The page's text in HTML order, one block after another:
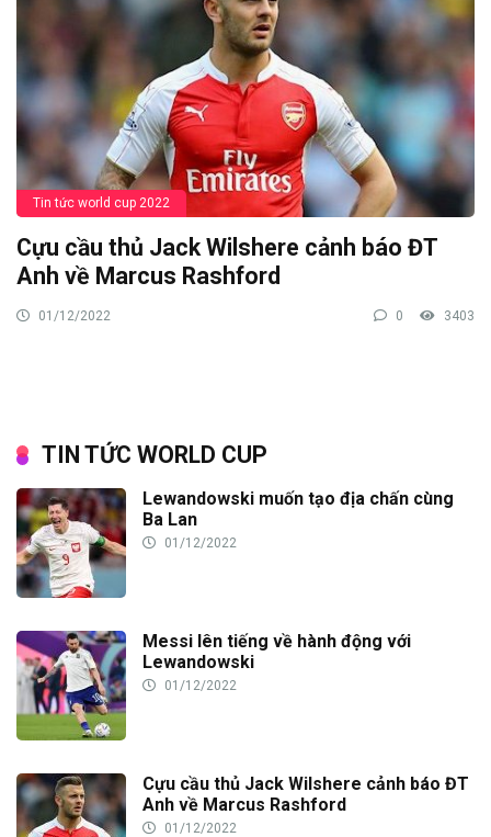
Tin tức world cup 2022
Cựu cầu thủ Jack Wilshere cảnh báo ĐT
Anh về Marcus Rashford
01/12/2022 0 3403
TIN TỨC WORLD CUP
Lewandowski muốn tạo địa chấn cùng
Ba Lan
01/12/2022
Messi lên tiếng về hành động với
Lewandowski
01/12/2022
Cựu cầu thủ Jack Wilshere cảnh báo ĐT
Anh về Marcus Rashford
01/12/2022